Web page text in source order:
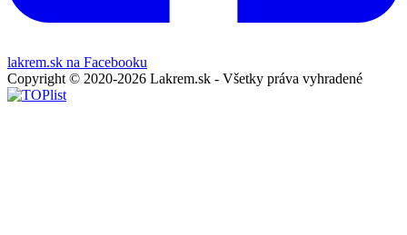
lakrem.sk na Facebooku
Copyright © 2020-2026 Lakrem.sk - Všetky práva vyhradené